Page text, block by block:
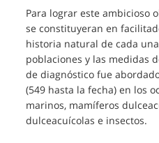
Para lograr este ambicioso
se constituyeran en
historia natural de cada
poblaciones y las medidas
de diagnóstico fue
(549 hasta la fecha) en los
marinos, mamíferos
dulceacuícolas e insectos.